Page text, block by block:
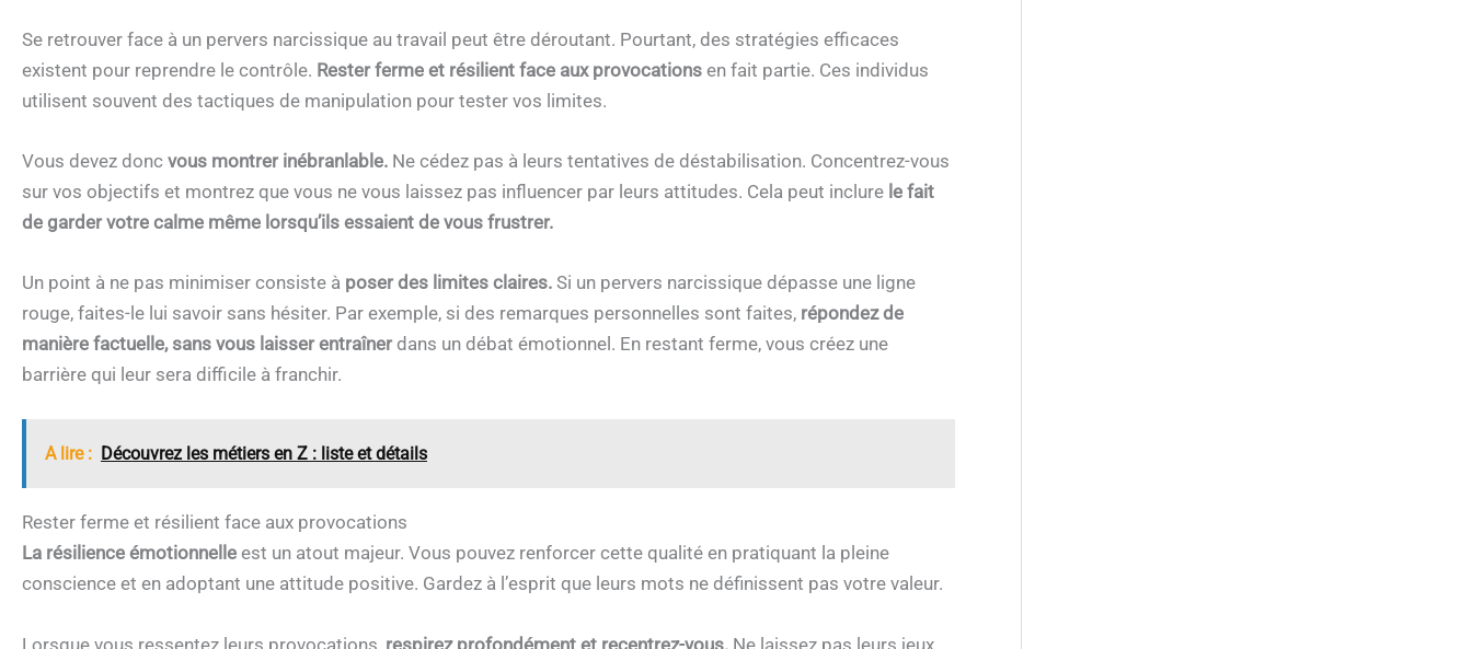
Se retrouver face à un pervers narcissique au travail peut être déroutant. Pourtant, des stratégies efficaces
existent pour reprendre le contrôle. Rester ferme et résilient face aux provocations en fait partie. Ces individus
utilisent souvent des tactiques de manipulation pour tester vos limites.
Vous devez donc vous montrer inébranlable. Ne cédez pas à leurs tentatives de déstabilisation. Concentrez-vous
sur vos objectifs et montrez que vous ne vous laissez pas influencer par leurs attitudes. Cela peut inclure le fait
de garder votre calme même lorsqu’ils essaient de vous frustrer.
Un point à ne pas minimiser consiste à poser des limites claires. Si un pervers narcissique dépasse une ligne
rouge, faites-le lui savoir sans hésiter. Par exemple, si des remarques personnelles sont faites, répondez de
manière factuelle, sans vous laisser entraînerdans un débat émotionnel. En restant ferme, vous créez une
barrière qui leur sera difficile à franchir.
A lire : Découvrez les métiers en Z : liste et détails
Rester ferme et résilient face aux provocations
La résilience émotionnelle est un atout majeur. Vous pouvez renforcer cette qualité en pratiquant la pleine
conscience et en adoptant une attitude positive. Gardez à l’esprit que leurs mots ne définissent pas votre valeur.
Lorsque vous ressentez leurs provocations, respirez profondément et recentrez-vous. Ne laissez pas leurs jeux